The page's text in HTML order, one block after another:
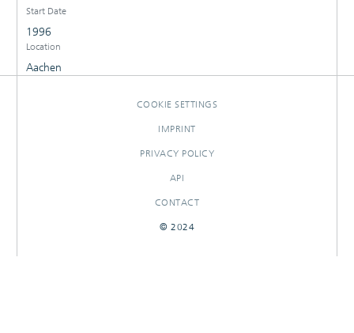
Start Date
1996
Location
Aachen
COOKIE SETTINGS
IMPRINT
PRIVACY POLICY
API
CONTACT
© 2024